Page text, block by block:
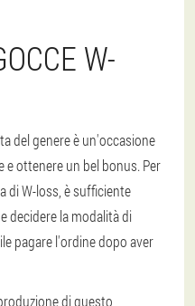
W-
del genere è un'occasione
e ottenere un bel bonus. Per
di W-loss, è sufficiente
decidere la modalità di
pagare l'ordine dopo aver
di questo